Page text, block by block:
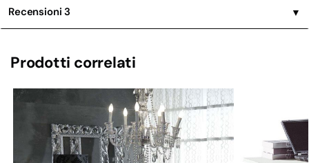
Recensioni3 ▼
Prodotti correlati